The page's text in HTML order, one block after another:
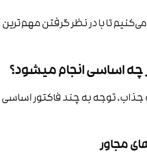
تا با در نظر گرفتن
چه اساسی انجام میشود؟
توجه به چند فاکتور